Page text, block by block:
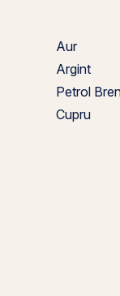
Aur
Argint
Petrol
Cupru